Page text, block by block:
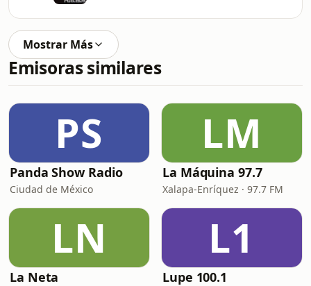
Mostrar Más
Emisoras similares
PS
Panda Show Radio
Ciudad de México
LM
La Máquina 97.7
Xalapa-Enríquez · 97.7 FM
LN
La Neta
L1
Lupe 100.1